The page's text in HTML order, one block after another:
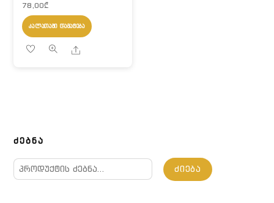
78,00₾
ᲙᲐᲚᲐᲗᲐᲨᲘ ᲓᲐᲛᲐᲢᲔᲑᲐ
Share
ᲫᲔᲑᲜᲐ
ძებნა:
ᲫᲘᲔᲑᲐ